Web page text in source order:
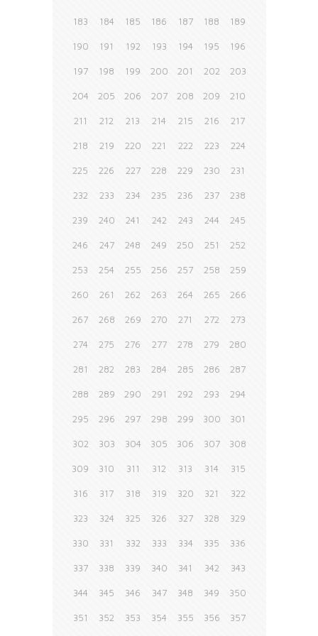
183 184 185 186 187 188 189
190 191 192 193 194 195 196
197 198 199 200 201 202 203
204 205 206 207 208 209 210
211 212 213 214 215 216 217
218 219 220 221 222 223 224
225 226 227 228 229 230 231
232 233 234 235 236 237 238
239 240 241 242 243 244 245
246 247 248 249 250 251 252
253 254 255 256 257 258 259
260 261 262 263 264 265 266
267 268 269 270 271 272 273
274 275 276 277 278 279 280
281 282 283 284 285 286 287
288 289 290 291 292 293 294
295 296 297 298 299 300 301
302 303 304 305 306 307 308
309 310 311 312 313 314 315
316 317 318 319 320 321 322
323 324 325 326 327 328 329
330 331 332 333 334 335 336
337 338 339 340 341 342 343
344 345 346 347 348 349 350
351 352 353 354 355 356 357